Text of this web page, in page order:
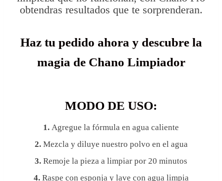
obtendras resultados que te sorprenderan.
Haz tu pedido ahora y descubre la
magia de Chano Limpiador
MODO DE USO:
1. Agregue la fórmula en agua caliente
2.Mezcla y diluye nuestro polvo en el agua
3. Remoje la pieza a limpiar por 20 minutos
4. Raspe con esponja y lave con agua limpia